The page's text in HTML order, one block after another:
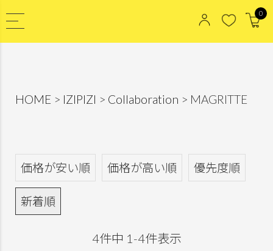
0
HOME IZIPIZI Collaboration MAGRITTE
価格が安い順 価格が高い順 優先度順
新着順
4件中 1 -4件表示